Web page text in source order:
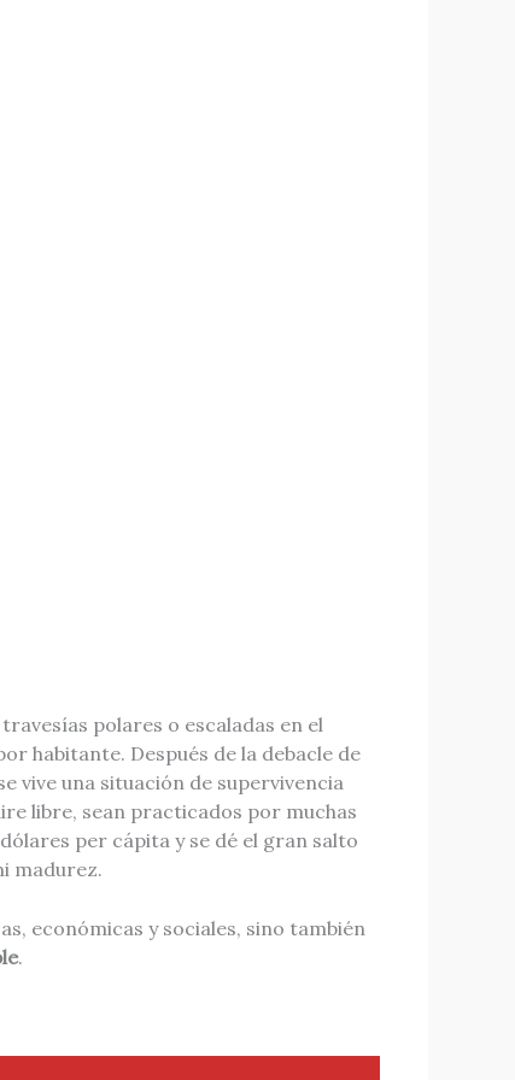
polares o escaladas en el
habitante. Después de la debacle de
vive una situación de supervivencia
libre, sean practicados por muchas
per cápita y se dé el gran salto
madurez.
económicas y sociales, sino también
.